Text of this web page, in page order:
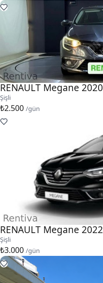
RENAULT Megane 2020
Şişli
₺2.500 /gün
RENAULT Megane 2022
Şişli
₺3.000 /gün